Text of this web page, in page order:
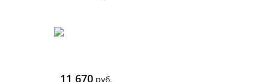
11 670 руб.